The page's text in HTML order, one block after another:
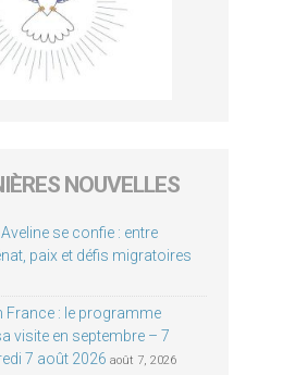
NOUVELLES
se confie : entre
paix et défis migratoires
France : le programme
visite en septembre – 7
7 août 2026 août 7, 2026